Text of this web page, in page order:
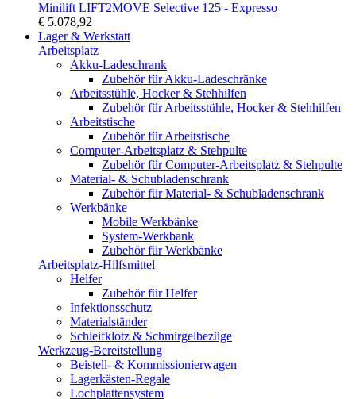
Minilift LIFT2MOVE Selective 125 - Expresso
€ 5.078,92
Lager & Werkstatt
Arbeitsplatz
Akku-Ladeschrank
Zubehör für Akku-Ladeschränke
Arbeitsstühle, Hocker & Stehhilfen
Zubehör für Arbeitsstühle, Hocker & Stehhilfen
Arbeitstische
Zubehör für Arbeitstische
Computer-Arbeitsplatz & Stehpulte
Zubehör für Computer-Arbeitsplatz & Stehpulte
Material- & Schubladenschrank
Zubehör für Material- & Schubladenschrank
Werkbänke
Mobile Werkbänke
System-Werkbank
Zubehör für Werkbänke
Arbeitsplatz-Hilfsmittel
Helfer
Zubehör für Helfer
Infektionsschutz
Materialständer
Schleifklotz & Schmirgelbezüge
Werkzeug-Bereitstellung
Beistell- & Kommissionierwagen
Lagerkästen-Regale
Lochplattensystem